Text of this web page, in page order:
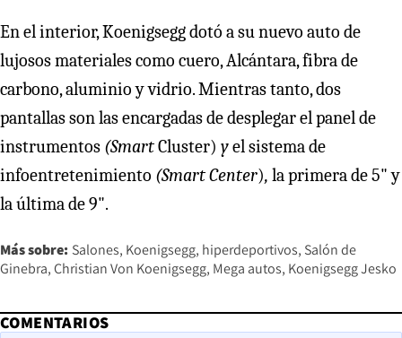
En el interior, Koenigsegg dotó a su nuevo auto de
lujosos materiales como cuero, Alcántara, fibra de
carbono, aluminio y vidrio. Mientras tanto, dos
pantallas son las encargadas de desplegar el panel de
instrumentos (SmartCluster) yel sistema de
infoentretenimiento (SmartCenter), la primera de 5" y
la última de 9".
Más sobre: Salones Koenigsegg hiperdeportivos Salón de
Ginebra Christian Von Koenigsegg Mega autos Koenigsegg Jesko
COMENTARIOS